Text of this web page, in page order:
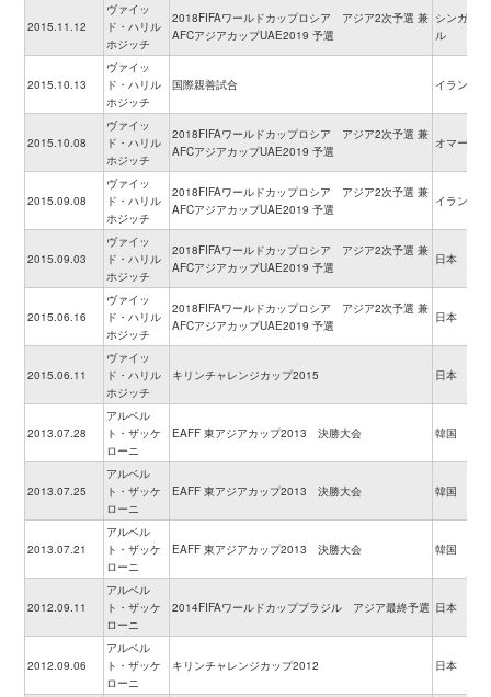
2015.11.12
ヴァイッ
ド・ハリル
ホジッチ
2018FIFAワールドカップロシア アジア2次予選 兼
AFCアジアカップUAE2019 予選
シンガポー
ル
2015.10.13
ヴァイッ
ド・ハリル
ホジッチ
国際親善試合 イラン
2015.10.08
ヴァイッ
ド・ハリル
ホジッチ
2018FIFAワールドカップロシア アジア2次予選 兼
AFCアジアカップUAE2019 予選
オマーン
2015.09.08
ヴァイッ
ド・ハリル
ホジッチ
2018FIFAワールドカップロシア アジア2次予選 兼
AFCアジアカップUAE2019 予選
イラン
2015.09.03
ヴァイッ
ド・ハリル
ホジッチ
2018FIFAワールドカップロシア アジア2次予選 兼
AFCアジアカップUAE2019 予選
日本
2015.06.16
ヴァイッ
ド・ハリル
ホジッチ
2018FIFAワールドカップロシア アジア2次予選 兼
AFCアジアカップUAE2019 予選
日本
2015.06.11
ヴァイッ
ド・ハリル
ホジッチ
キリンチャレンジカップ2015 日本
2013.07.28
アルベル
ト・ザッケ
ローニ
EAFF 東アジアカップ2013 決勝大会 韓国
2013.07.25
アルベル
ト・ザッケ
ローニ
EAFF 東アジアカップ2013 決勝大会 韓国
2013.07.21
アルベル
ト・ザッケ
ローニ
EAFF 東アジアカップ2013 決勝大会 韓国
2012.09.11
アルベル
ト・ザッケ
ローニ
2014FIFAワールドカップブラジル アジア最終予選 日本
2012.09.06
アルベル
ト・ザッケ
ローニ
キリンチャレンジカップ2012 日本